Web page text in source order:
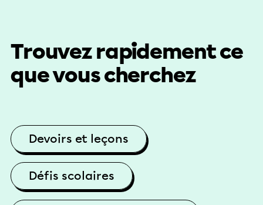
Trouvez rapidement ce
que vous cherchez
Devoirs et leçons
Défis scolaires